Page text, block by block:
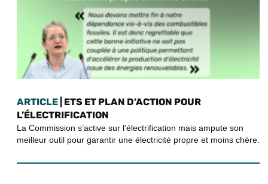
ARTICLE | ETS ET PLAN D’ACTION POUR
L’ÉLECTRIFICATION
La Commission s’active sur l’électrification mais ampute son
meilleur outil pour garantir une électricité propre et moins chère.